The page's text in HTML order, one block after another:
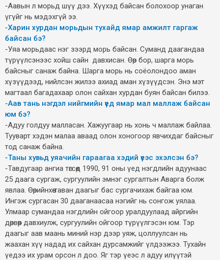
-Аавын л морьд шүү дээ. Хүүхэд байсан болохоор унаган
үгүйг нь мэдэхгүй ээ.
-Харин хурдан морьдын тухайд ямар амжилт гаргаж
байсан бэ?
-Уяа морьдаас нэг зээрд морь байсан. Суманд даагандаа
түрүүлсэнээс хойш сайн давхисан. Өөр бор, шарга морь
байсныг санаж байна. Шарга морь нь соёолондоо аман
хүзүүдээд, нийлсэн жилээ ахиад аман хүзүүдсэн. Энэ мэт
магтаал багадахаар олон сайхан хурдан буян байсан билээ.
-Аав тань нэгдэл нийгмийн үед ямар мал маллаж байсан
юм бэ?
-Адуу голдуу малласан. Хажуугаар нь хонь ч маллаж байлаа.
Тууварт хэдэн малаа аваад олон хоногоор явчихдаг байсныг
тод санаж байна.
-Таны хувьд уяачийн гараагаа хэдий үеэс эхэлсэн бэ?
-Тавдугаар ангиа төгсөөд 1990, 91 оны үед нэгдлийн адуунаас
25 даага сургаж, сургуулийн эмнэг сургалтын Аварга болж
явлаа. Өөрийнхөө таван даагыг бас сургачихаж байгаа юм.
Ингэж сургасан 30 дааганаасаа нэгийг нь сонгож уялаа.
Улмаар сумандаа нэгдлийн ойгоор уралдуулаад айргийн
дөрвөөр давхиулж, сургуулийн ойгоор түрүүлгэсэн юм. Тэр
даагыг аав маань миний нэр дээр уяж, цоллуулсан нь
жаахан хүү надад их сайхан дурсамжийг үлдээжээ. Тухайн
үедээ их урам орсон л доо. Яг тэр үеэс л адуу илүүтэй